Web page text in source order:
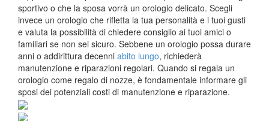
sportivo o che la sposa vorrà un orologio delicato. Scegli
invece un orologio che rifletta la tua personalità e i tuoi gusti
e valuta la possibilità di chiedere consiglio ai tuoi amici o
familiari se non sei sicuro. Sebbene un orologio possa durare
anni o addirittura decenni abito lungo, richiederà
manutenzione e riparazioni regolari. Quando si regala un
orologio come regalo di nozze, è fondamentale informare gli
sposi dei potenziali costi di manutenzione e riparazione.